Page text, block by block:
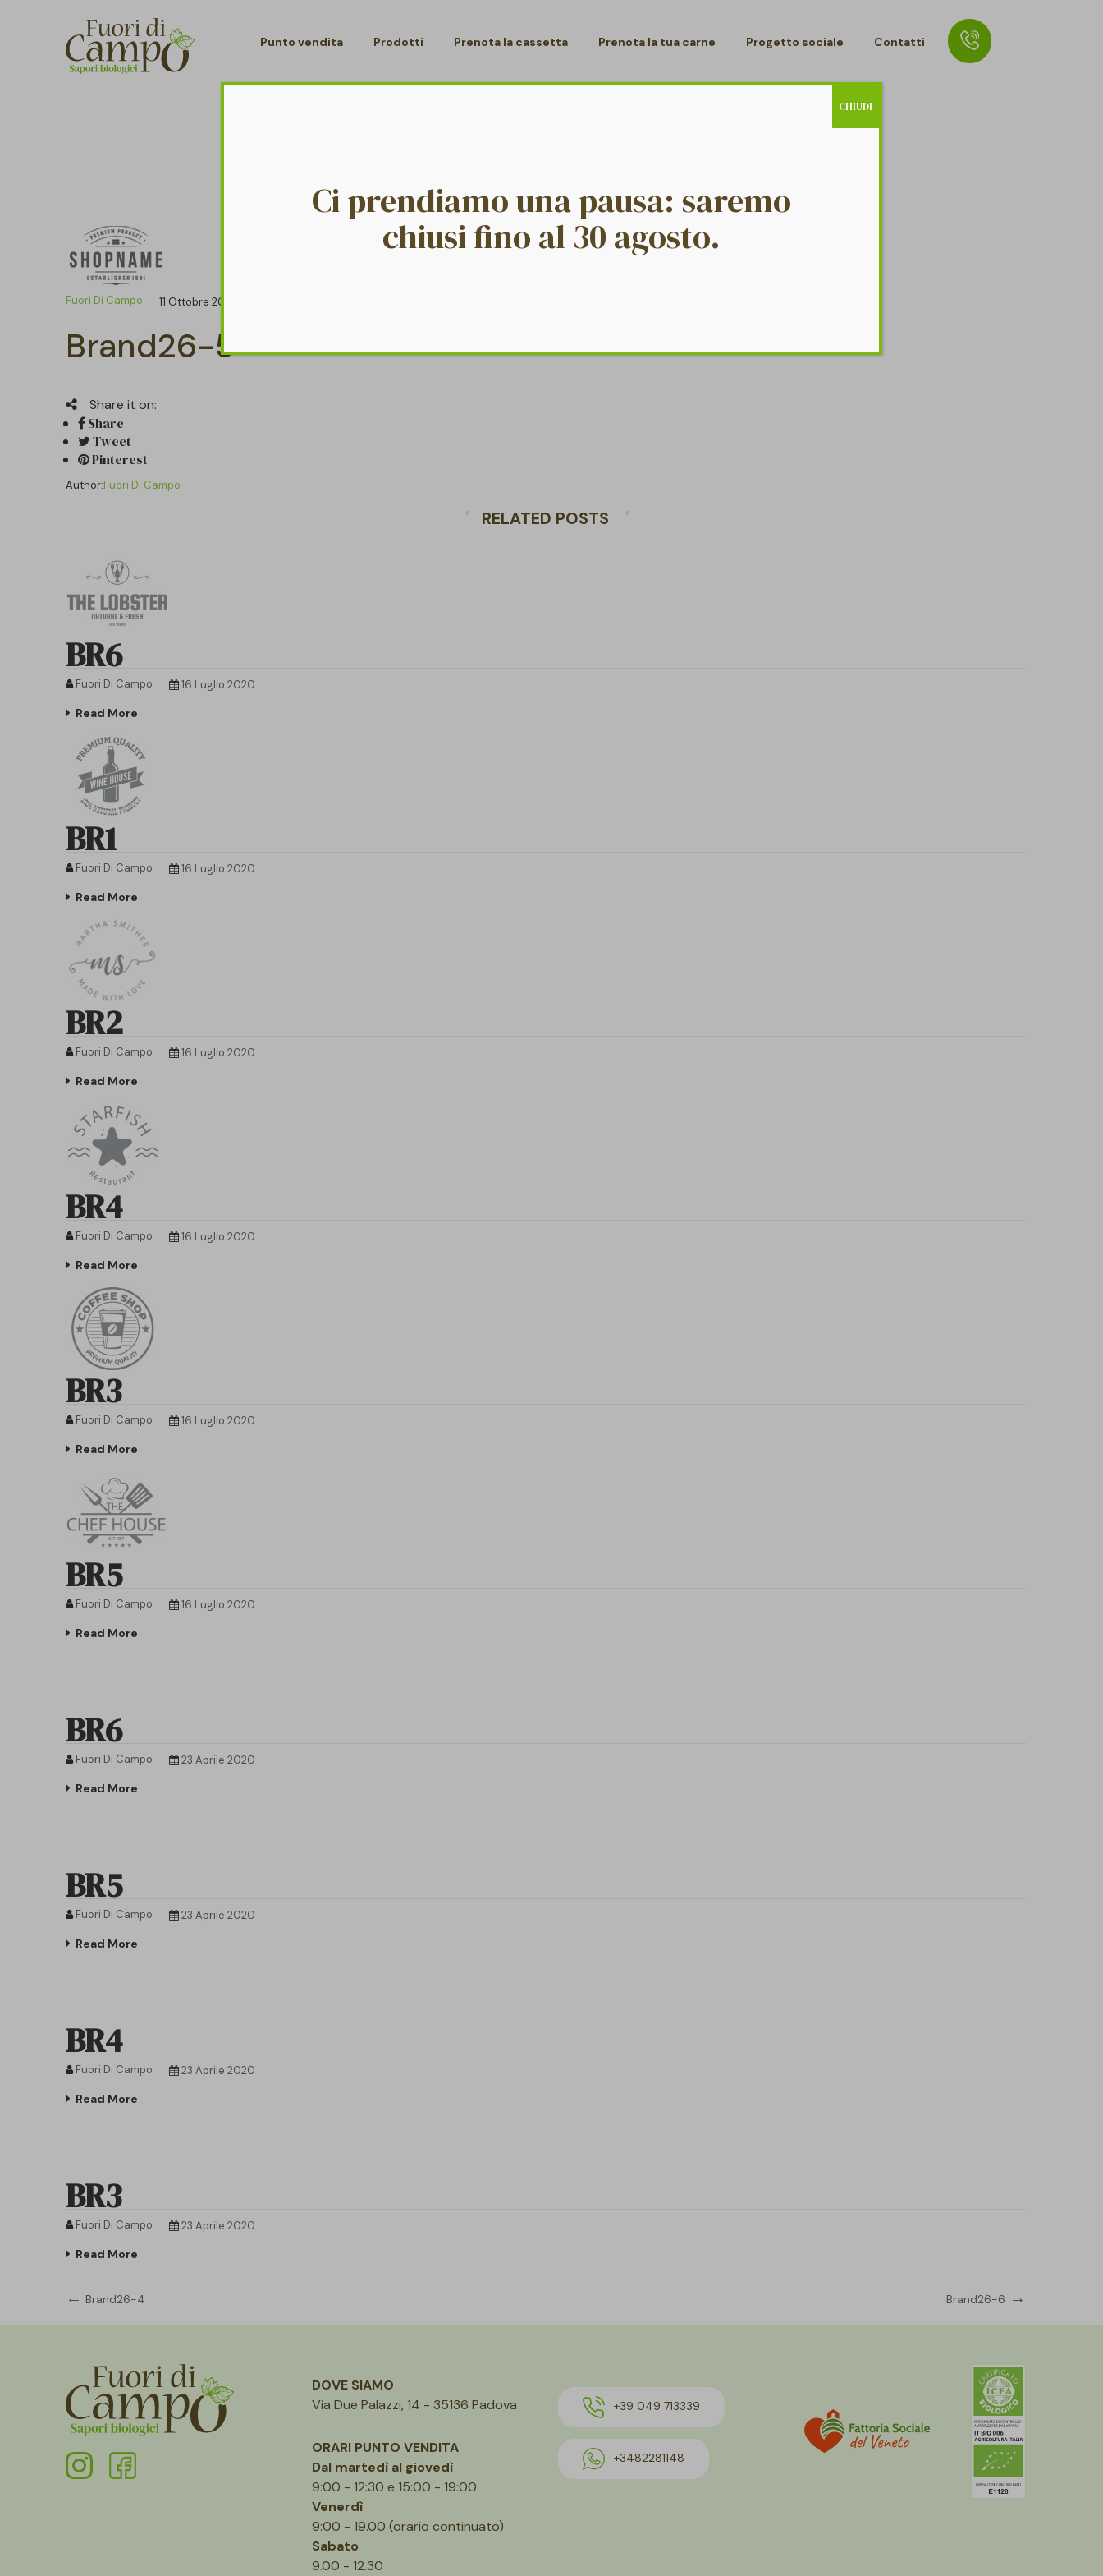
Punto vendita Prodotti Prenota la cassetta Prenota la tua carne Progetto sociale Contatti
Fuori Di Campo 11 Ottobre 2018
Brand26-5
Share it on:
Share
Tweet
Pinterest
Author:Fuori Di Campo
RELATED POSTS
BR6
Fuori Di Campo 16 Luglio 2020
Read More
BR1
Fuori Di Campo 16 Luglio 2020
Read More
BR2
Fuori Di Campo 16 Luglio 2020
Read More
BR4
Fuori Di Campo 16 Luglio 2020
Read More
BR3
Fuori Di Campo 16 Luglio 2020
Read More
BR5
Fuori Di Campo 16 Luglio 2020
Read More
BR6
Fuori Di Campo 23 Aprile 2020
Read More
BR5
Fuori Di Campo 23 Aprile 2020
Read More
BR4
Fuori Di Campo 23 Aprile 2020
Read More
BR3
Fuori Di Campo 23 Aprile 2020
Read More
Navigazione
articoli
Previous
Brand26-4
Next
Brand26-6
DOVE SIAMO
Via Due Palazzi, 14 - 35136 Padova
ORARI PUNTO VENDITA
Dal martedì al giovedì
9:00 - 12:30 e 15:00 - 19:00
Venerdì
9:00 - 19.00 (orario continuato)
Sabato
9.00 - 12.30
+39 049 713339
+3482281148
Ci prendiamo una pausa: saremo
chiusi fino al 30 agosto.
CHIUDI